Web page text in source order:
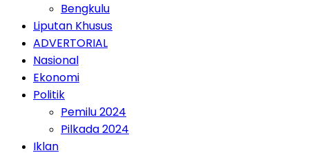
Bengkulu
Liputan Khusus
ADVERTORIAL
Nasional
Ekonomi
Politik
Pemilu 2024
Pilkada 2024
Iklan